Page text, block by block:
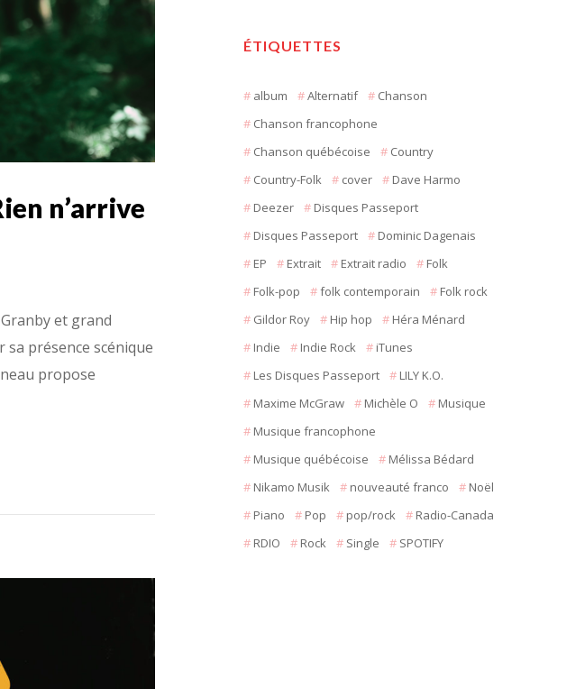
n’arrive
et grand
présence scénique
propose
ÉTIQUETTES
album Alternatif
Chanson
Chanson francophone
Chanson québécoise
Country
Country-Folk
cover
Dave Harmo
Deezer
Disques Passeport
Disques Passeport
Dominic Dagenais
EP
Extrait Extrait radio
Folk
Folk-pop
folk contemporain
Folk rock
Gildor Roy
Hip hop
Héra Ménard
Indie
Indie Rock
iTunes
Les Disques Passeport
LILY K.O.
Maxime McGraw
Michèle O
Musique
Musique francophone
Musique québécoise
Mélissa Bédard
Nikamo Musik
nouveauté franco
Noël
Piano
Pop pop/rock
Radio-Canada
RDIO
Rock Single SPOTIFY